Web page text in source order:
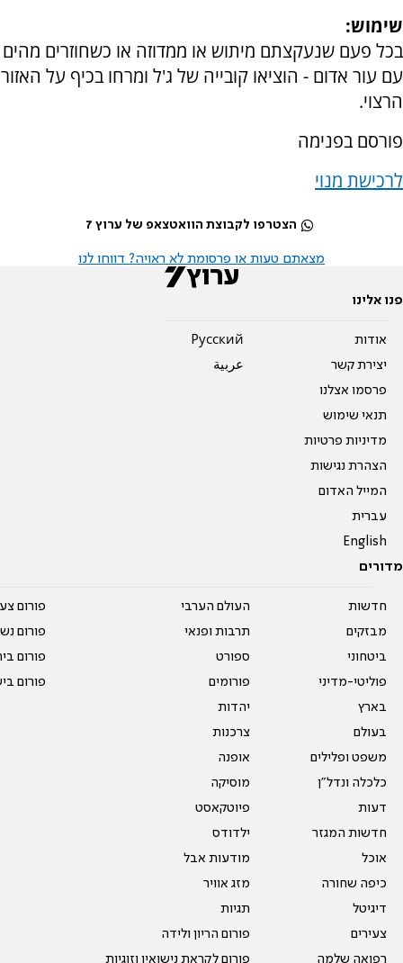
שימוש:
בכל פעם שנעקצתם מיתוש או ממדוזה או כשחוזרים מהים
עם עור אדום - הוציאו קובייה של ג'ל ומרחו בכיף על האזור
הרצוי.
פורסם בפנימה
לרכישת מנוי
הצטרפו לקבוצת הוואטצאפ של ערוץ 7
מצאתם טעות או פרסומת לא ראויה? דווחו לנו
פנו אלינו
אודות
יצירת קשר
פרסמו אצלנו
תנאי שימוש
מדיניות פרטיות
הצהרת נגישות
המייל האדום
עברית
English
Pусский
عربية
מדורים
חדשות
מבזקים
ביטחוני
פוליטי-מדיני
בארץ
בעולם
משפט ופלילים
כלכלה ונדל"ן
דעות
חדשות המגזר
אוכל
כיפה שחורה
דיגיטל
צעירים
רפואה שלמה
העולם הערבי
תרבות ופנאי
ספורט
פורומים
יהדות
צרכנות
אופנה
מוסיקה
פיוטקאסט
ילדודס
מודעות אבל
מזג אוויר
תגיות
פורום הריון ולידה
פורום לקראת נישואין וזוגיות
פורום
פורום
פורום
פורום